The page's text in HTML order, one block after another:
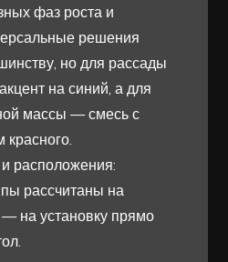
фаз роста и
решения
но для рассады
на синий, а для
массы — смесь с
расположения:
рассчитаны на
— на установку прямо